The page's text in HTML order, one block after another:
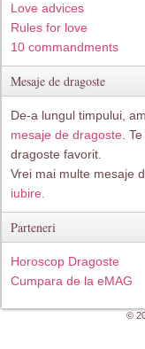
Love advices
Rules for love
10 commandments
Mesaje de dragoste
De-a lungul timpului,
mesaje de dragoste .
dragoste favorit.
Vrei mai multe mesaje
iubire.
Parteneri
Horoscop Dragoste
Cumpara de la eMAG
©